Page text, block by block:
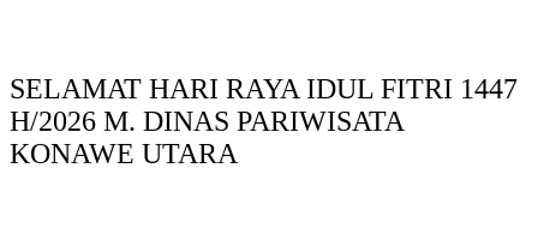
SELAMAT HARI RAYA IDUL FITRI 1447
H/2026 M. DINAS PARIWISATA
KONAWE UTARA